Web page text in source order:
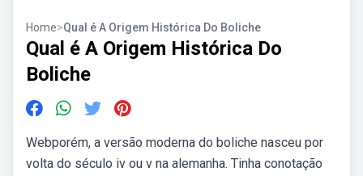
Home>Qual é A Origem Histórica Do Boliche
Qual é A Origem Histórica Do
Boliche
Webporém, a versão moderna do boliche nasceu por
volta do século iv ou v na alemanha. Tinha conotação